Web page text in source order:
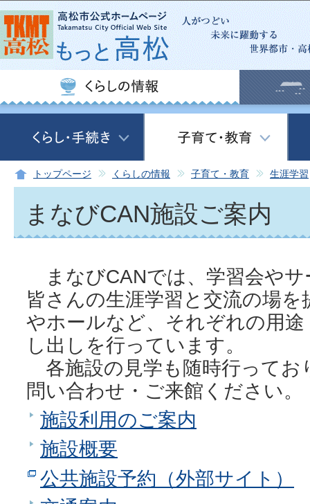
この
トップページ くらしの情報 子育て・教育 生涯学習
まなびCAN施設ご案内
まなびCANでは、学習会やサ
皆さんの生涯学習と交流の場
やホールなど、それぞれの用
し出しを行っています。
各施設の見学も随時行ってお
問い合わせ・ご来館ください。
施設利用のご案内
施設概要
公共施設予約（外部サイト）